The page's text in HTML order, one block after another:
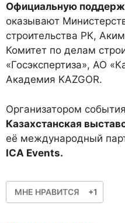
Официальную
оказывают
строительства РК,
Комитет по делам
«Госэкспертиза», АО
Академия KAZGOR.
Организатором
Казахстанская
её международный
ICA Events.
МНЕ НРАВИТСЯ +1